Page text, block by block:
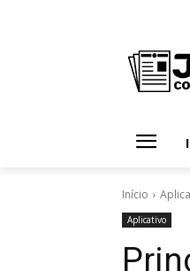
Início
Aplicativo